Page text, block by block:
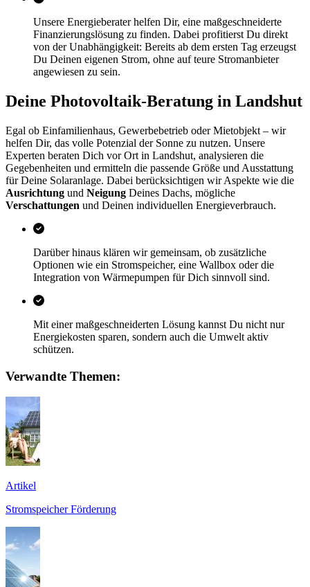
Unsere Energieberater helfen Dir, eine maßgeschneiderte
Finanzierungslösung zu finden. Dabei profitierst Du direkt
von der Unabhängigkeit: Bereits ab dem ersten Tag erzeugst
Du Deinen eigenen Strom, ohne auf teure Stromanbieter
angewiesen zu sein.
Deine Photovoltaik-Beratung in Landshut
Egal ob Einfamilienhaus, Gewerbebetrieb oder Mietobjekt – wir
helfen Dir, das volle Potenzial der Sonne zu nutzen. Unsere
Experten beraten Dich vor Ort in Landshut, analysieren die
Gegebenheiten und ermitteln die passende Größe und Ausstattung
für Deine Solaranlage. Dabei berücksichtigen wir Aspekte wie die
Ausrichtung und Neigung Deines Dachs, mögliche
Verschattungen und Deinen individuellen Energieverbrauch.
Darüber hinaus klären wir gemeinsam, ob zusätzliche
Optionen wie ein Stromspeicher, eine Wallbox oder die
Integration von Wärmepumpen für Dich sinnvoll sind.
Mit einer maßgeschneiderten Lösung kannst Du nicht nur
Energiekosten sparen, sondern auch die Umwelt aktiv
schützen.
Verwandte Themen:
Artikel
Stromspeicher Förderung